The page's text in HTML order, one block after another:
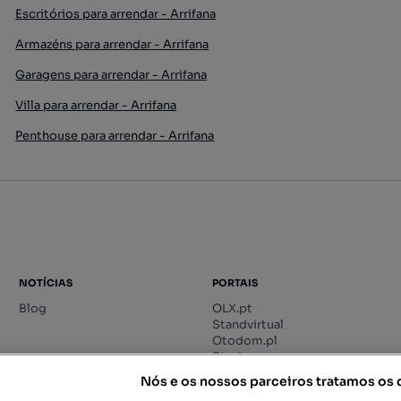
Escritórios para arrendar - Arrifana
Armazéns para arrendar - Arrifana
Garagens para arrendar - Arrifana
Villa para arrendar - Arrifana
Penthouse para arrendar - Arrifana
NOTÍCIAS
Blog
PORTAIS
OLX.pt
Standvirtual
Otodom.pl
Storia.ro
Nós e os nossos parceiros tratamos os